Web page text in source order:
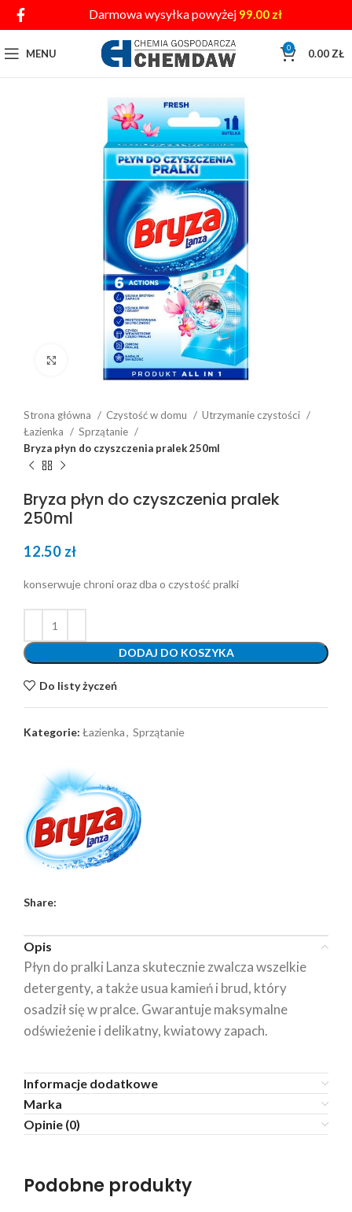
Darmowa wysyłka powyżej 99.00 zł
MENU 0 0.00 ZŁ
Click to enlarge
Strona główna Czystość w domu
Utrzymanie czystości
Łazienka
Sprzątanie
Bryza płyn do czyszczenia pralek 250ml
Bryza płyn do czyszczenia pralek
250ml
12.50 zł
konserwuje chroni oraz dba o czystość pralki
DODAJ DO KOSZYKA
Do listy życzeń
Kategorie: Łazienka, Sprzątanie
Share:
Opis
Płyn do pralki Lanza skutecznie zwalcza wszelkie
detergenty, a także usua kamień i brud, który
osadził się w pralce. Gwarantuje maksymalne
odświeżenie i delikatny, kwiatowy zapach.
Informacje dodatkowe
Marka
Opinie (0)
Podobne produkty